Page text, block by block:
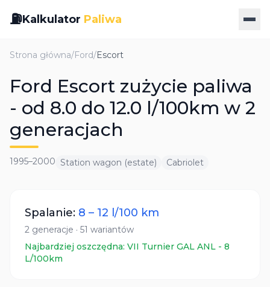
⛽Kalkulator Paliwa
Strona główna/Ford/Escort
Ford Escort zużycie paliwa
- od 8.0 do 12.0 l/100km w 2
generacjach
1995–2000 Station wagon (estate) Cabriolet
Spalanie: 8 – 12 l/100 km
2 generacje · 51 wariantów
Najbardziej oszczędna: VII Turnier GAL ANL - 8
L/100km